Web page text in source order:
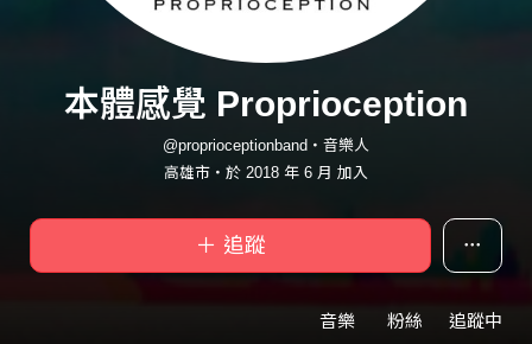
本體感覺 Proprioception
@proprioceptionband・音樂人
高雄市・於 2018 年 6 月 加入
＋ 追蹤
音樂 粉絲 追蹤中